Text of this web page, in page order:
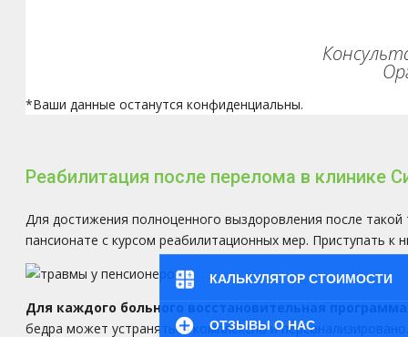
КАЛЬКУЛЯТОР СТОИМОСТИ
ОТЗЫВЫ О НАС
*Ваши данные останутся конфиденциальны.
Реабилитация после перелома в клинике
Для достижения полноценного выздоровления после
пансионате с курсом реабилитационных мер. Приступать
Для каждого больного восстановительная
бедра может устраняться комплексно и